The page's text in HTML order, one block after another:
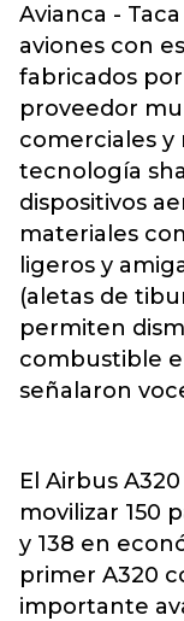
Avianca -
aviones con
fabricados
proveedor
comerciales y
tecnología
dispositivos
materiales
ligeros y
(aletas de
permiten
combustible
señalaron
El Airbus
movilizar 150
y 138 en
primer A320
importante